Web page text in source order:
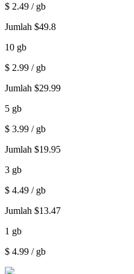
$ 2.49 / gb
Jumlah $49.8
10 gb
$ 2.99 / gb
Jumlah $29.99
5 gb
$ 3.99 / gb
Jumlah $19.95
3 gb
$ 4.49 / gb
Jumlah $13.47
1 gb
$ 4.99 / gb